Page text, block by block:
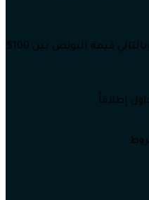
تبدأ من إيداع 1000$ حتى 20,000$ وبالتالي قيمة البونص بين 100$
إطلاقاً